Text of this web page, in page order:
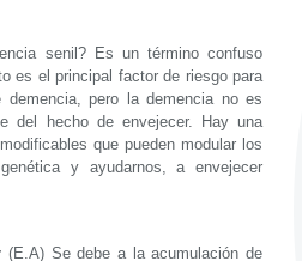
senil? Es un término confuso
es el principal factor de riesgo para
demencia, pero la demencia no es
del hecho de envejecer. Hay una
que pueden modular los
y ayudarnos, a envejecer
(E.A) Se debe a la acumulación de